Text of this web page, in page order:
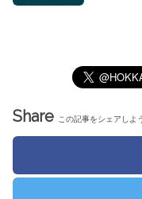
Share この記事をシェアしよ